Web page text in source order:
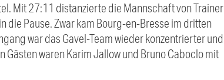
Mit 27:11 distanzierte die Mannschaft von Trainer
die Pause. Zwar kam Bourg-en-Bresse im dritten
war das Gavel-Team wieder konzentrierter und
Gästen waren Karim Jallow und Bruno Caboclo mit